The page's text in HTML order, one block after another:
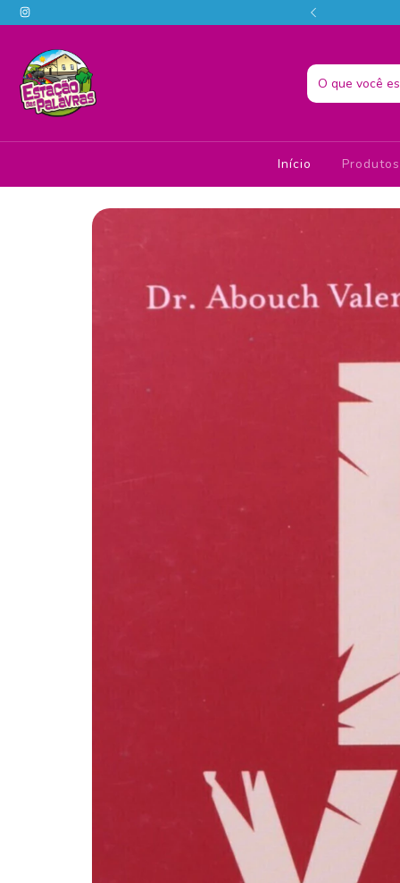
melhor da literatura em um só lugar! 📚📗
Início Produtos